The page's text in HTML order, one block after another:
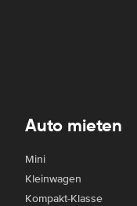
Auto mieten
Mini
Kleinwagen
Kompakt-Klasse